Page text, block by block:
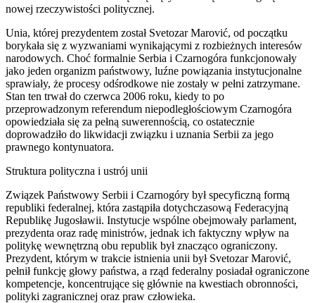
nowej rzeczywistości politycznej.
Unia, której prezydentem został Svetozar Marović, od początku
borykała się z wyzwaniami wynikającymi z rozbieżnych interesów
narodowych. Choć formalnie Serbia i Czarnogóra funkcjonowały
jako jeden organizm państwowy, luźne powiązania instytucjonalne
sprawiały, że procesy odśrodkowe nie zostały w pełni zatrzymane.
Stan ten trwał do czerwca 2006 roku, kiedy to po
przeprowadzonym referendum niepodległościowym Czarnogóra
opowiedziała się za pełną suwerennością, co ostatecznie
doprowadziło do likwidacji związku i uznania Serbii za jego
prawnego kontynuatora.
Struktura polityczna i ustrój unii
Związek Państwowy Serbii i Czarnogóry był specyficzną formą
republiki federalnej, która zastąpiła dotychczasową Federacyjną
Republikę Jugosławii. Instytucje wspólne obejmowały parlament,
prezydenta oraz radę ministrów, jednak ich faktyczny wpływ na
politykę wewnętrzną obu republik był znacząco ograniczony.
Prezydent, którym w trakcie istnienia unii był Svetozar Marović,
pełnił funkcję głowy państwa, a rząd federalny posiadał ograniczone
kompetencje, koncentrujące się głównie na kwestiach obronności,
polityki zagranicznej oraz praw człowieka.